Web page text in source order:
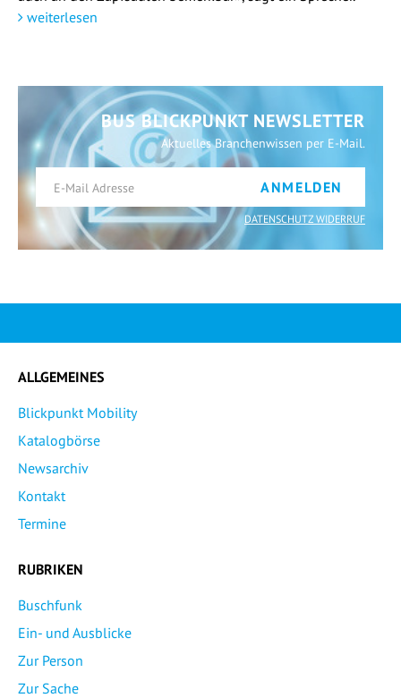
weiterlesen
BUS BLICKPUNKT NEWSLETTER
Aktuelles Branchenwissen per E-Mail.
ANMELDEN
DATENSCHUTZ WIDERRUF
ALLGEMEINES
Blickpunkt Mobility
Katalogbörse
Newsarchiv
Kontakt
Termine
RUBRIKEN
Buschfunk
Ein- und Ausblicke
Zur Person
Zur Sache